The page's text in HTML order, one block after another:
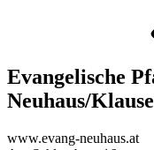
Evangelische
Neuhaus/
www.evang-neuhaus.at